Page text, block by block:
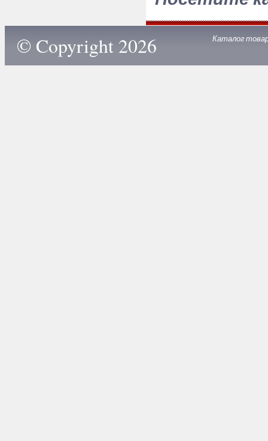
© Copyright 2026
Каталог